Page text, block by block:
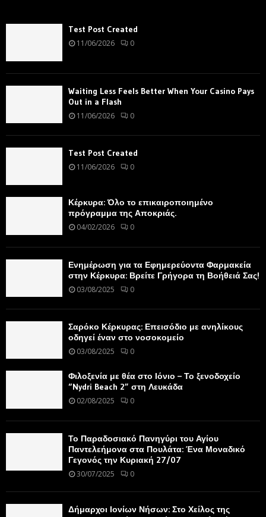
Test Post Created
11/06/2026 0
Waiting Less Feels Better When Your Casino Pays
Out in a Flash
11/06/2026 0
Test Post Created
11/06/2026 0
Κέρκυρα: Όλο το επικαιροποιημένο
πρόγραμμα της Αποκριάς.
04/02/2026 0
Ενημέρωση για τα Εφημερεύοντα Φαρμακεία
στην Κέρκυρα: Βρείτε Γρήγορα τη Βοήθειά Σας!
03/08/2025 0
Σαρόκο Κέρκυρας: Επεισόδιο με ανηλίκους
οδηγεί έναν στο νοσοκομείο
03/08/2025 0
Φιλοξενία με θέα στο Ιόνιο – Το ξενοδοχείο
“Nydri Beach 2” στη Λευκάδα
02/08/2025 0
Το Παραδοσιακό Πανηγύρι του Αγίου
Παντελεήμονα στα Πουλάτα: Ένα Μοναδικό
Γεγονός την Κυριακή 27/07
30/07/2025 0
Δήμαρχοι Ιονίων Νήσων: Στο Χείλος της